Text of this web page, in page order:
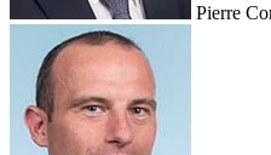
Pierre